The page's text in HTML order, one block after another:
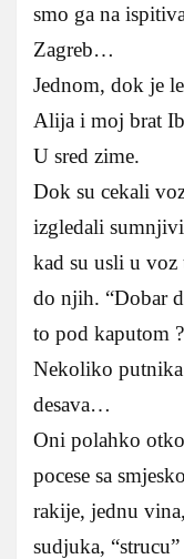
smo ga na
Zagreb…
Jednom, dok je
Alija i moj brat
U sred zime.
Dok su cekali
izgledali
kad su usli u
do njih. “Dobar
to pod kaputom
Nekoliko putnika
desava…
Oni polahko
pocese sa
rakije, jednu
sudjuka,